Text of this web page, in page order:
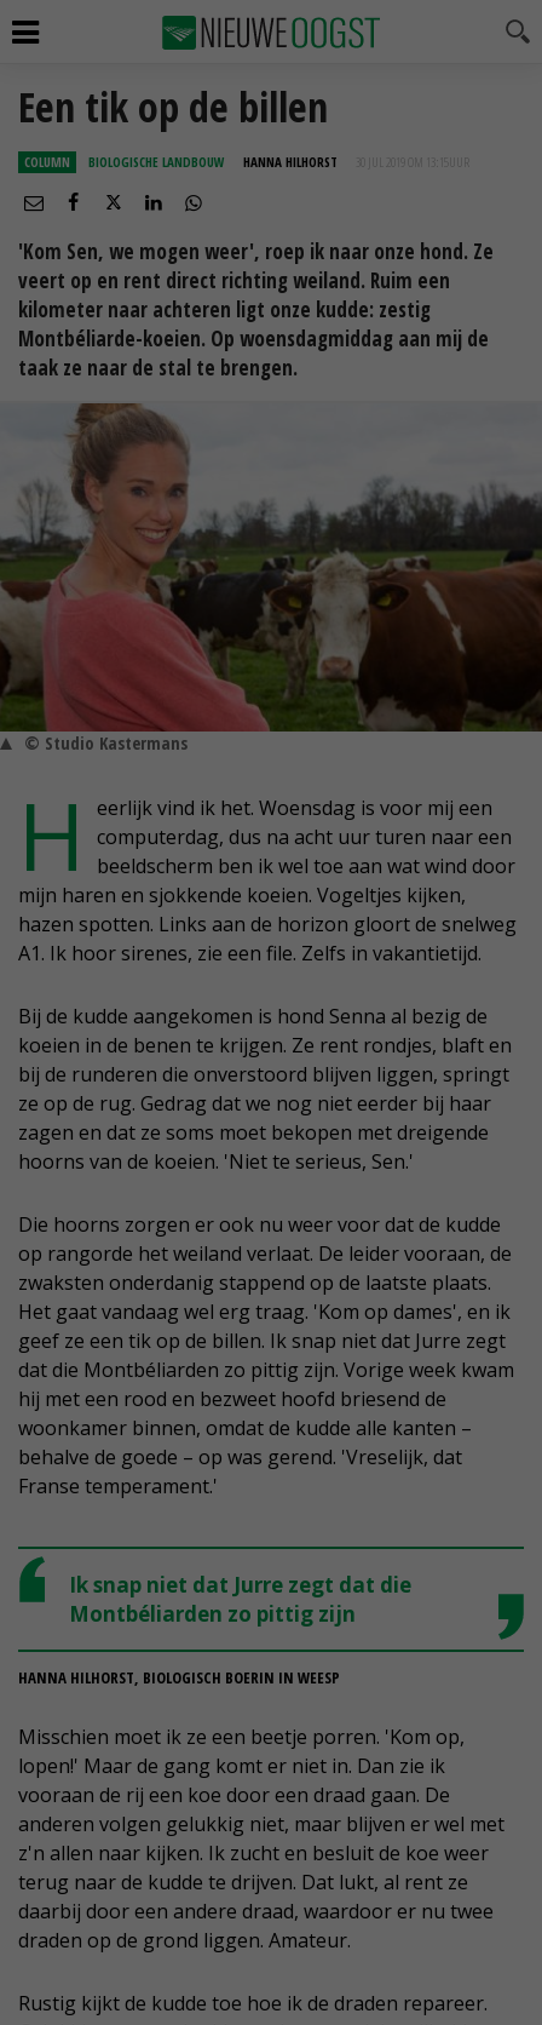
Een tik op de billen
COLUMN BIOLOGISCHE LANDBOUW HANNA HILHORST 30 JUL 2019 OM 13:15
'Kom Sen, we mogen weer', roep ik naar onze hond. Ze
veert op en rent direct richting weiland. Ruim een
kilometer naar achteren ligt onze kudde: zestig
Montbéliarde-koeien. Op woensdagmiddag aan mij de
taak ze naar de stal te brengen.
© Studio Kastermans
H
eerlijk vind ik het. Woensdag is voor mij een
computerdag, dus na acht uur turen naar een
beeldscherm ben ik wel toe aan wat wind door
mijn haren en sjokkende koeien. Vogeltjes kijken,
hazen spotten. Links aan de horizon gloort de snelweg
A1. Ik hoor sirenes, zie een file. Zelfs in vakantietijd.
Bij de kudde aangekomen is hond Senna al bezig de
koeien in de benen te krijgen. Ze rent rondjes, blaft en
bij de runderen die onverstoord blijven liggen, springt
ze op de rug. Gedrag dat we nog niet eerder bij haar
zagen en dat ze soms moet bekopen met dreigende
hoorns van de koeien. 'Niet te serieus, Sen.'
Die hoorns zorgen er ook nu weer voor dat de kudde
op rangorde het weiland verlaat. De leider vooraan, de
zwaksten onderdanig stappend op de laatste plaats.
Het gaat vandaag wel erg traag. 'Kom op dames', en ik
geef ze een tik op de billen. Ik snap niet dat Jurre zegt
dat die Montbéliarden zo pittig zijn. Vorige week kwam
hij met een rood en bezweet hoofd briesend de
woonkamer binnen, omdat de kudde alle kanten –
behalve de goede – op was gerend. 'Vreselijk, dat
Franse temperament.'
Ik snap niet dat Jurre zegt dat die
Montbéliarden zo pittig zijn
HANNA HILHORST, BIOLOGISCH BOERIN IN WEESP
Misschien moet ik ze een beetje porren. 'Kom op,
lopen!' Maar de gang komt er niet in. Dan zie ik
vooraan de rij een koe door een draad gaan. De
anderen volgen gelukkig niet, maar blijven er wel met
z'n allen naar kijken. Ik zucht en besluit de koe weer
terug naar de kudde te drijven. Dat lukt, al rent ze
daarbij door een andere draad, waardoor er nu twee
draden op de grond liggen. Amateur.
Rustig kijkt de kudde toe hoe ik de draden repareer.